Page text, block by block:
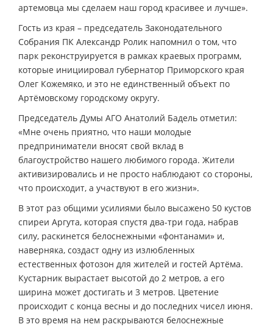
артемовца мы сделаем наш город красивее и лучше».
Гость из края – председатель Законодательного
Собрания ПК Александр Ролик напомнил о том, что
парк реконструируется в рамках краевых программ,
которые инициировал губернатор Приморского края
Олег Кожемяко, и это не единственный объект по
Артёмовскому городскому округу.
Председатель Думы АГО Анатолий Бадель отметил:
«Мне очень приятно, что наши молодые
предприниматели вносят свой вклад в
благоустройство нашего любимого города. Жители
активизировались и не просто наблюдают со стороны,
что происходит, а участвуют в его жизни».
В этот раз общими усилиями было высажено 50 кустов
спиреи Аргута, которая спустя два-три года, набрав
силу, раскинется белоснежными «фонтанами» и,
наверняка, создаст одну из излюбленных
естественных фотозон для жителей и гостей Артёма.
Кустарник вырастает высотой до 2 метров, а его
ширина может достигать и 3 метров. Цветение
происходит с конца весны и до последних чисел июня.
В это время на нем раскрываются белоснежные